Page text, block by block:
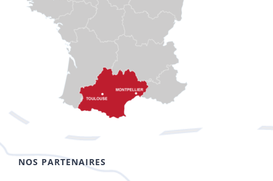
NOS PARTENAIRES